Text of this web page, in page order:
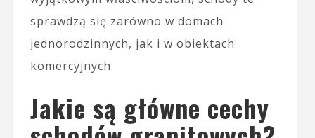
sprawdzą się zarówno w domach
jednorodzinnych, jak i w obiektach
komercyjnych.
Jakie są główne cechy